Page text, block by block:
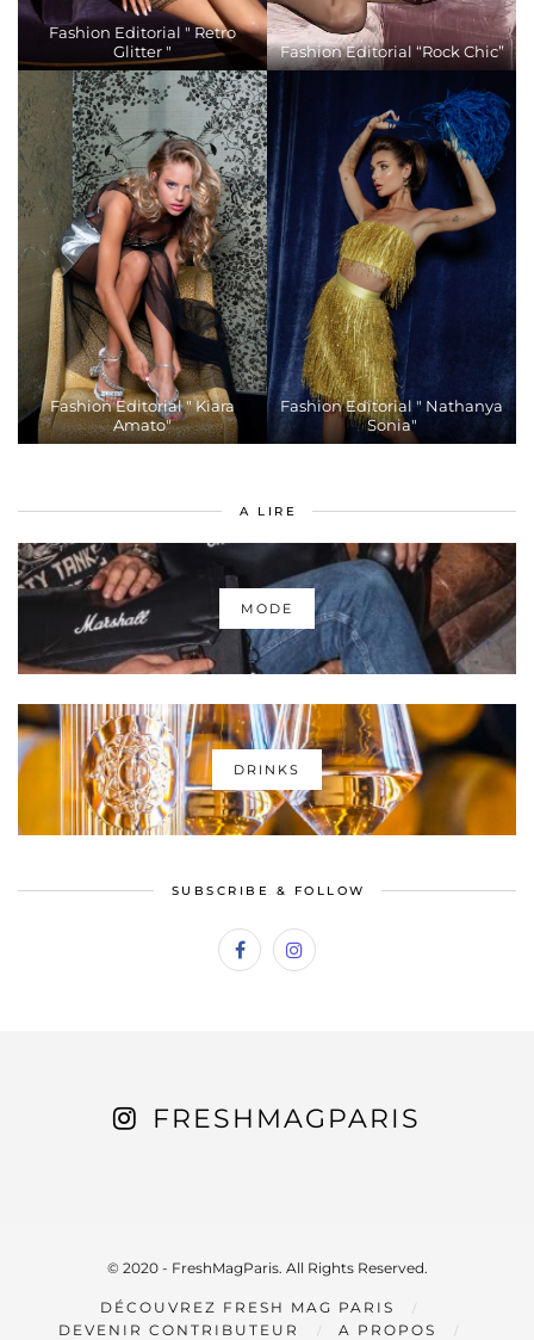
Fashion Editorial " Retro
Glitter "
Fashion Editorial “Rock Chic”
Fashion Editorial " Kiara
Amato"
Fashion Editorial " Nathanya
Sonia"
A LIRE
MODE
DRINKS
SUBSCRIBE & FOLLOW
FRESHMAGPARIS
© 2020 - FreshMagParis. All Rights Reserved.
DÉCOUVREZ FRESH MAG PARIS
DEVENIR CONTRIBUTEUR
A PROPOS